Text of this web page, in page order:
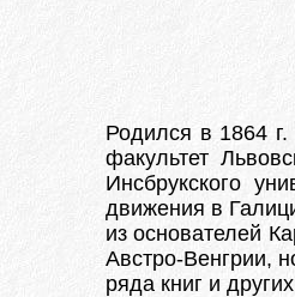
Родился в 1864
факультет
Инсбрукского
движения в
из основателей
Австро-Венгрии,
ряда книг и